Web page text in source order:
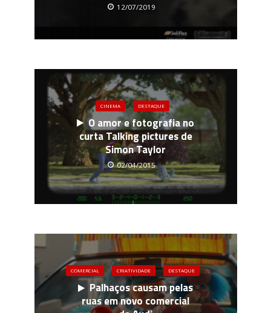
12/07/2019
CINEMA DESTAQUE
O amor e fotografia no
curta Talking pictures de
Simon Taylor
02/04/2015
COMERCIAL CRIATIVIDADE DESTAQUE
Palhaços causam pelas
ruas em novo comercial